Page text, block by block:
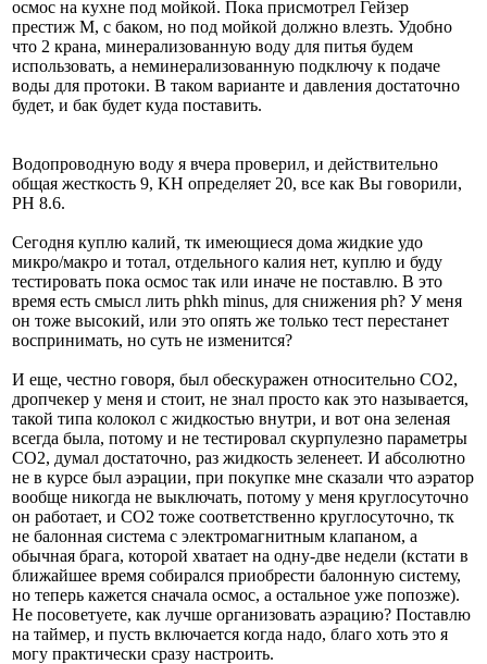
осмос на кухне под мойкой. Пока присмотрел Гейзер
престиж М, с баком, но под мойкой должно влезть. Удобно
что 2 крана, минерализованную воду для питья будем
использовать, а неминерализованную подключу к подаче
воды для протоки. В таком варианте и давления достаточно
будет, и бак будет куда поставить.
Водопроводную воду я вчера проверил, и действительно
общая жесткость 9, KH определяет 20, все как Вы говорили,
PH 8.6.
Сегодня куплю калий, тк имеющиеся дома жидкие удо
микро/макро и тотал, отдельного калия нет, куплю и буду
тестировать пока осмос так или иначе не поставлю. В это
время есть смысл лить phkh minus, для снижения ph? У меня
он тоже высокий, или это опять же только тест перестанет
воспринимать, но суть не изменится?
И еще, честно говоря, был обескуражен относительно СО2,
дропчекер у меня и стоит, не знал просто как это называется,
такой типа колокол с жидкостью внутри, и вот она зеленая
всегда была, потому и не тестировал скурпулезно параметры
СО2, думал достаточно, раз жидкость зеленеет. И абсолютно
не в курсе был аэрации, при покупке мне сказали что аэратор
вообще никогда не выключать, потому у меня круглосуточно
он работает, и СО2 тоже соответственно круглосуточно, тк
не балонная система с электромагнитным клапаном, а
обычная брага, которой хватает на одну-две недели (кстати в
ближайшее время собирался приобрести балонную систему,
но теперь кажется сначала осмос, а остальное уже попозже).
Не посоветуете, как лучше организовать аэрацию? Поставлю
на таймер, и пусть включается когда надо, благо хоть это я
могу практически сразу настроить.